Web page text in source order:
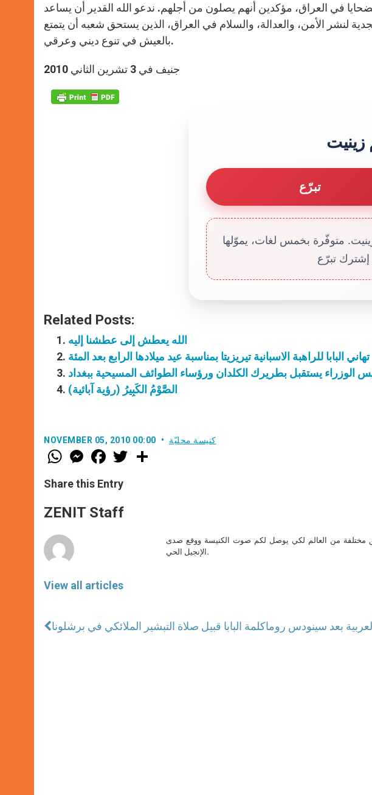
في العراق، مؤكدين أنهم يصلون من أجلهم. ندعو الله القدير أن يساعد
لنشر الأمن، والعدالة، والسلام في العراق، الذين يستحق شعبه أن يتمتع
بالعيش في تنوع ديني وعرقي.
جنيف في 3 تشرين الثاني 2010
زينيت
تبرّع
متوفّرة بخمس لغات، يموّلها
إشترك تبرّع
Related Posts:
الله يعطش إلى عطشنا إليه
تهاني البابا للراهبة الاسبانية تيريزيتا بمناسبة عيد ميلادها الرابع بعد المئة
الوزراء يستقبل بطريرك الكلدان ورؤساء الطوائف المسيحية ببغداد
الصَّوْمُ الكَبِيرُ (رؤية آبائية)
NOVEMBER 05, 2010 00:00 كنيسة محليّة
W
h
t
s
p
p
M
e
s
e
g
e
F
a
e
b
o
k
w
Share this Entry
ZENIT Staff
View all articles
مختلفة من العالم لكي يوصل لكم صوت الكنيسة ووقع صدى
الإنجيل الحي.
كلمة البابا قبيل صلاة التبشير الملائكي في برشلونابعد سينودس روما